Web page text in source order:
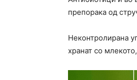
препорака од
Неконтролирана
хранат со